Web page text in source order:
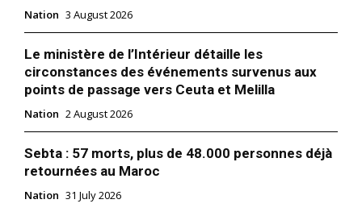
Nation 3 August 2026
Le ministère de l’Intérieur détaille les
circonstances des événements survenus aux
points de passage vers Ceuta et Melilla
Nation 2 August 2026
Sebta : 57 morts, plus de 48.000 personnes déjà
retournées au Maroc
Nation 31 July 2026